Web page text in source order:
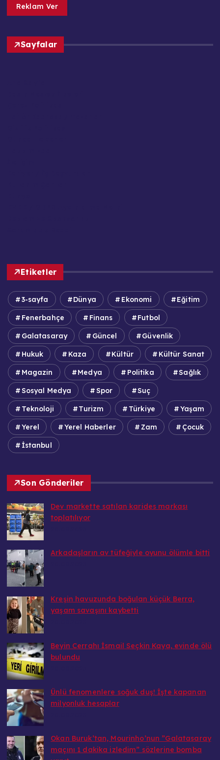
Reklam Ver
Sayfalar
Etiketler
3-sayfa Dünya Ekonomi Eğitim
Fenerbahçe Finans Futbol
Galatasaray Güncel Güvenlik
Hukuk Kaza Kültür Kültür Sanat
Magazin Medya Politika Sağlık
Sosyal Medya Spor Suç
Teknoloji Turizm Türkiye Yaşam
Yerel Yerel Haberler Zam Çocuk
İstanbul
Son Gönderiler
Dev markette satılan karides markası
toplatılıyor
Arkadaşların av tüfeğiyle oyunu ölümle bitti
Kreşin havuzunda boğulan küçük Berra,
yaşam savaşını kaybetti
Beyin Cerrahı İsmail Seçkin Kaya, evinde ölü
bulundu
Ünlü fenomenlere soğuk duş! İşte kapanan
milyonluk hesaplar
Okan Buruk’tan, Mourinho’nun ”Galatasaray
maçını 1 dakika izledim” sözlerine bomba